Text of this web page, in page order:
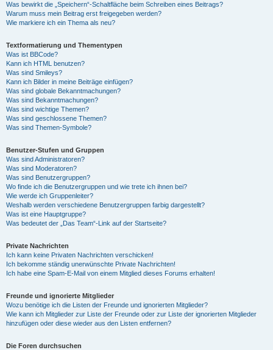
Was bewirkt die „Speichern“-Schaltfläche beim Schreiben eines Beitrags?
Warum muss mein Beitrag erst freigegeben werden?
Wie markiere ich ein Thema als neu?
Textformatierung und Thementypen
Was ist BBCode?
Kann ich HTML benutzen?
Was sind Smileys?
Kann ich Bilder in meine Beiträge einfügen?
Was sind globale Bekanntmachungen?
Was sind Bekanntmachungen?
Was sind wichtige Themen?
Was sind geschlossene Themen?
Was sind Themen-Symbole?
Benutzer-Stufen und Gruppen
Was sind Administratoren?
Was sind Moderatoren?
Was sind Benutzergruppen?
Wo finde ich die Benutzergruppen und wie trete ich ihnen bei?
Wie werde ich Gruppenleiter?
Weshalb werden verschiedene Benutzergruppen farbig dargestellt?
Was ist eine Hauptgruppe?
Was bedeutet der „Das Team“-Link auf der Startseite?
Private Nachrichten
Ich kann keine Privaten Nachrichten verschicken!
Ich bekomme ständig unerwünschte Private Nachrichten!
Ich habe eine Spam-E-Mail von einem Mitglied dieses Forums erhalten!
Freunde und ignorierte Mitglieder
Wozu benötige ich die Listen der Freunde und ignorierten Mitglieder?
Wie kann ich Mitglieder zur Liste der Freunde oder zur Liste der ignorierten Mitglieder
hinzufügen oder diese wieder aus den Listen entfernen?
Die Foren durchsuchen